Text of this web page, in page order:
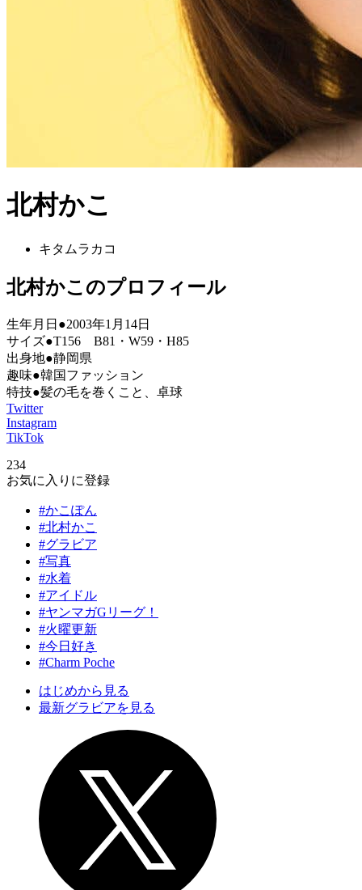
北村かこ
キタムラカコ
北村かこのプロフィール
生年月日●2003年1月14日
サイズ●T156 B81・W59・H85
出身地●静岡県
趣味●韓国ファッション
特技●髪の毛を巻くこと、卓球
Twitter
Instagram
TikTok
234
お気に入りに登録
#かこぽん
#北村かこ
#グラビア
#写真
#水着
#アイドル
#ヤンマガGリーグ！
#火曜更新
#今日好き
#Charm Poche
はじめから見る
最新グラビアを見る